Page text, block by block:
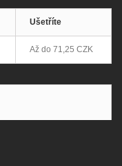
Ušetříte
Až do 71,25 CZK